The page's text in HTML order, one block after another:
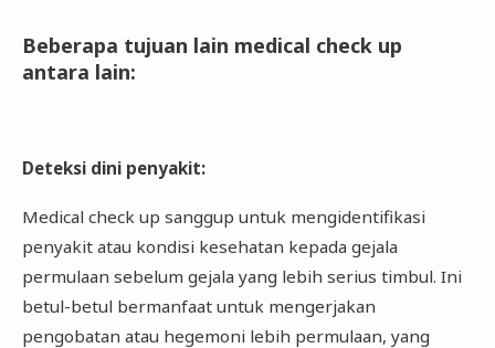
Beberapa tujuan lain medical check up
antara lain:
Deteksi dini penyakit:
Medical check up sanggup untuk mengidentifikasi
penyakit atau kondisi kesehatan kepada gejala
permulaan sebelum gejala yang lebih serius timbul. Ini
betul-betul bermanfaat untuk mengerjakan
pengobatan atau hegemoni lebih permulaan, yang